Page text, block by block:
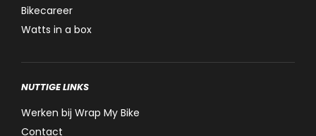
Bikecareer
Watts in a box
NUTTIGE LINKS
Werken bij Wrap My Bike
Contact